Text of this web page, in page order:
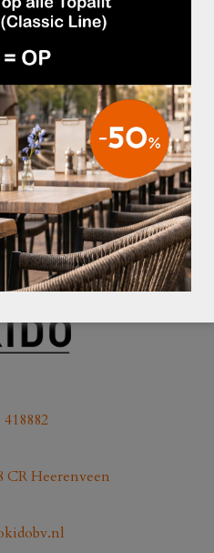
€89,95
418882
CR Heerenveen